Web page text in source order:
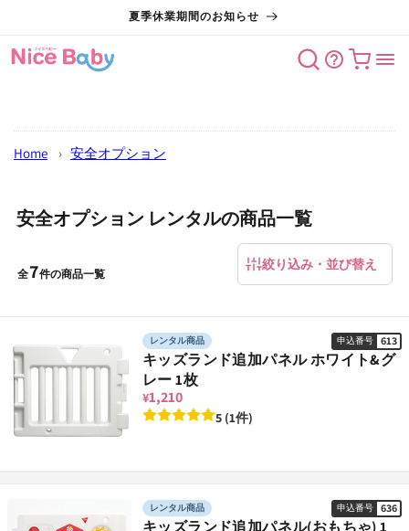
夏季休業期間のお知らせ
カート
Home › 安全オプション
安全オプション レンタルの商品一覧
全7件の商品一覧
絞り込み・並び替え
レンタル商品 申込番号 613
キッズランド追加パネル ホワイト&グ
レー 1枚
¥1,210
5 (1件)
レンタル商品 申込番号 636